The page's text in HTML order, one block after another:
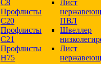
С8
Профлисты
С20
Профлисты
C21
Профлисты
Н75
Лист
ПВЛ
Швеллер
Лист